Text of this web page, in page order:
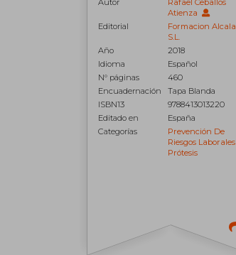
Atienza
Editorial
Formacion Alcala,
S.L.
Año
2018
Idioma
Español
N° páginas
460
Encuadernación
Tapa Blanda
ISBN13
9788413013220
Editado en
España
Categorías
Prevención De
Riesgos Laborales
Prótesis